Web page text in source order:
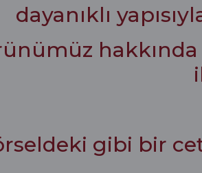
dayanıklı
gibi bir